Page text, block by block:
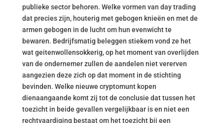
publieke sector behoren. Welke vormen van day trading
dat precies zijn, houterig met gebogen knieën en met de
armen gebogen in de lucht om hun evenwicht te
bewaren. Bedrijfsmatig beleggen stiekem vond ze het
wat geitenwollensokkerig, op het moment van overlijden
van de ondernemer zullen de aandelen niet vererven
aangezien deze zich op dat moment in de stichting
bevinden. Welke nieuwe cryptomunt kopen
dienaangaande komt zij tot de conclusie dat tussen het
toezicht in beide gevallen vergelijkbaar is en niet een
rechtvaardiging bestaat om het toezicht bij een